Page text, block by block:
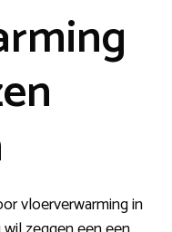
vloerverwarming in